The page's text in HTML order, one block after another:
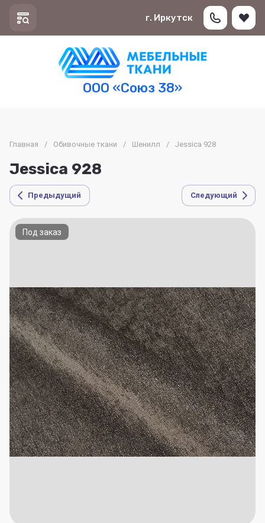
г. Иркутск
ООО «Союз 38»
Главная / Обивочные ткани / Шенилл / Jessica 928
Jessica 928
Предыдущий Следующий
Под заказ